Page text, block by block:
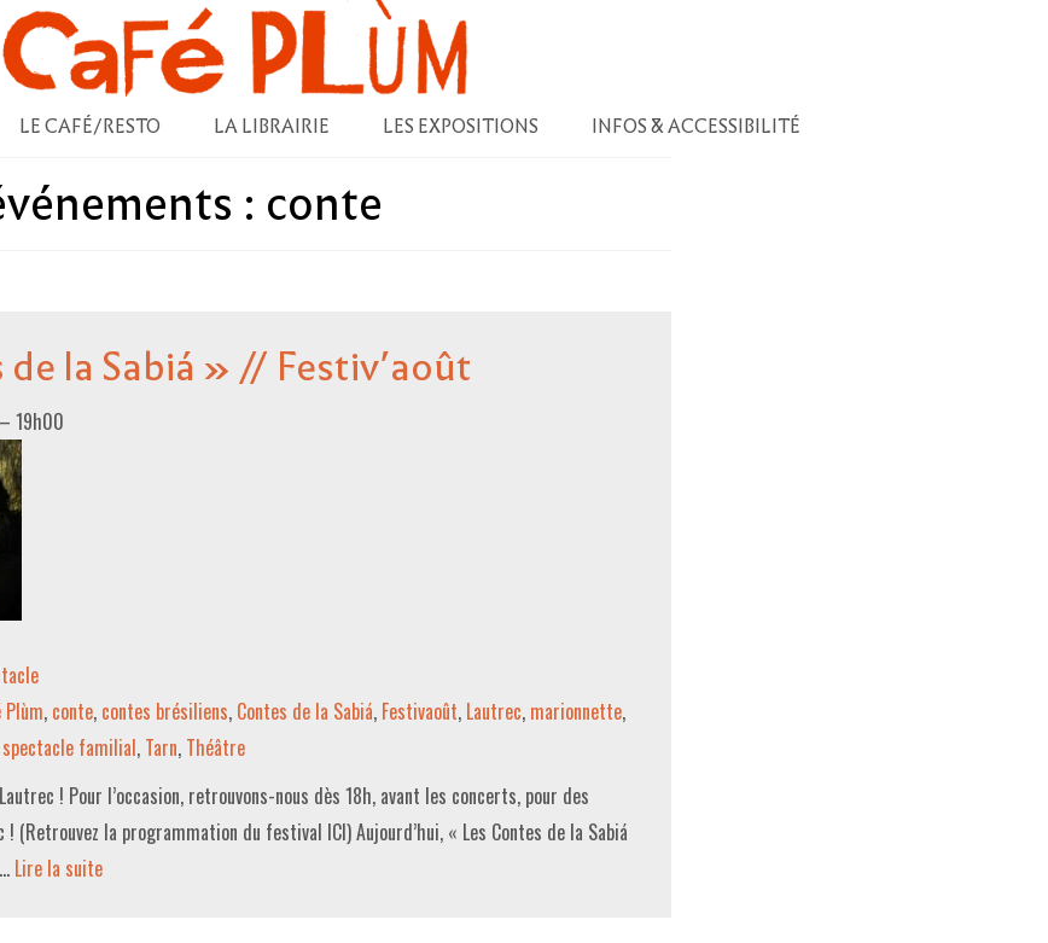
LE CAFÉ/RESTO LA LIBRAIRIE LES EXPOSITIONS INFOS & ACCESSIBILITÉ
: conte
la Sabiá » // Festiv’août
– 19h00
Plùm, conte, contes brésiliens, Contes de la Sabiá, Festivaoût, Lautrec, marionnette,
spectacle familial, Tarn, Théâtre
! Pour l’occasion, retrouvons-nous dès 18h, avant les concerts, pour des
(Retrouvez la programmation du festival ICI) Aujourd’hui, « Les Contes de la Sabiá
Lire la suite­­